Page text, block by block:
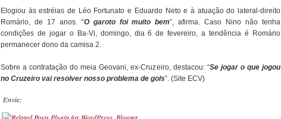
Elogiou às estréias de Léo Fortunato e Eduardo Neto e à atuação do lateral-direito
Romário, de 17 anos. “O garoto foi muito bem”, afirma. Caso Nino não tenha
condições de jogar o Ba-Vi, domingo, dia 6 de fevereiro, a tendência é Romário
permanecer dono da camisa 2.
Sobre a contratação do meia Geovani, ex-Cruzeiro, destacou: “Se jogar o que jogou
no Cruzeiro vai resolver nosso problema de gols”. (Site ECV)
Envie: